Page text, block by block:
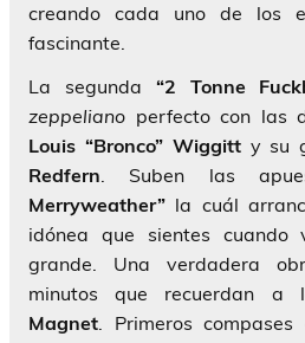
creando cada uno de los
fascinante.
La segunda “2 Tonne
zeppeliano perfecto con las
Louis “Bronco” Wiggitty su
Redfern. Suben las
Merryweather” la cuál
idónea que sientes
grande. Una verdadera
minutos que recuerdan a
Magnet. Primeros